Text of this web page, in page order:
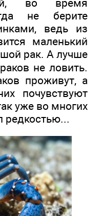
во время
не берите
ведь из
маленький
рак. А лучше
не ловить.
проживут, а
почувствуют
уже во многих
редкостью...